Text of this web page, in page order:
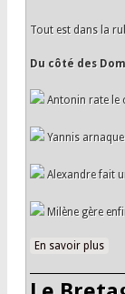
Tout est dans la
Du côté des
Antonin rate le
Yannis
Alexandre fait
Milène gère
En savoir plusà